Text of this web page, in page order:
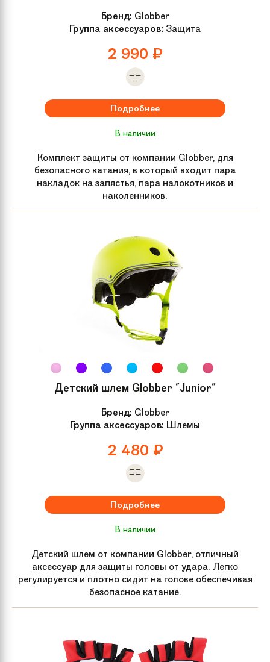
Бренд: Globber
Группа аксессуаров: Защита
2 990 ₽
Подробнее
В наличии
Комплект защиты от компании Globber, для
безопасного катания, в который входит пара
накладок на запястья, пара налокотников и
наколенников.
Детский шлем Globber "Junior"
Бренд: Globber
Группа аксессуаров: Шлемы
2 480 ₽
Подробнее
В наличии
Детский шлем от компании Globber, отличный
аксессуар для защиты головы от удара. Легко
регулируется и плотно сидит на голове обеспечивая
безопасное катание.